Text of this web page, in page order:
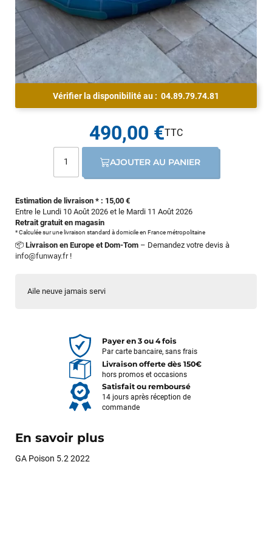
Aile neuve jamais servi
Vérifier la disponibilité au : 04.89.79.74.81
Estimation de livraison * : 15,00 €
Entre le Lundi 10 Août 2026 et le Mardi 11 Août 2026
Retrait gratuit en magasin
* Calculée sur une livraison standard à domicile en France métropolitaine
📦 Livraison en Europe et Dom-Tom – Demandez votre devis à
info@funway.fr!
490,00 €
AJOUTER AU PANIER
Payer en 3 ou 4 fois
Par carte bancaire, sans frais
Livraison offerte dès 150€
hors promos et occasions
Satisfait ou remboursé
14 jours après réception de
commande
En savoir plus
GA Poison 5.2 2022